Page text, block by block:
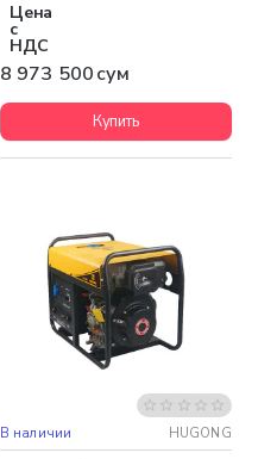
Цена
с
НДС
8 973 500 сум
Купить
Бесплатная доставка
В наличии HUGONG